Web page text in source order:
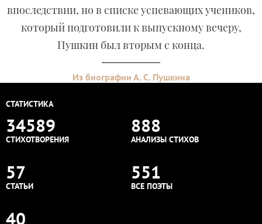
впоследствии, но в списке успевающих учеников,
который подготовили к выпускному вечеру,
Пушкин был вторым с конца.
Из биографии А. С. Пушкина
СТАТИСТИКА
34589
СТИХОТВОРЕНИЯ
888
АНАЛИЗЫ СТИХОВ
57
СТАТЬИ
551
ВСЕ ПОЭТЫ
40